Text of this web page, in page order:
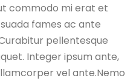
commodo mi erat et
fames ac ante
pellentesque
Integer ipsum ante,
vel ante.Nemo